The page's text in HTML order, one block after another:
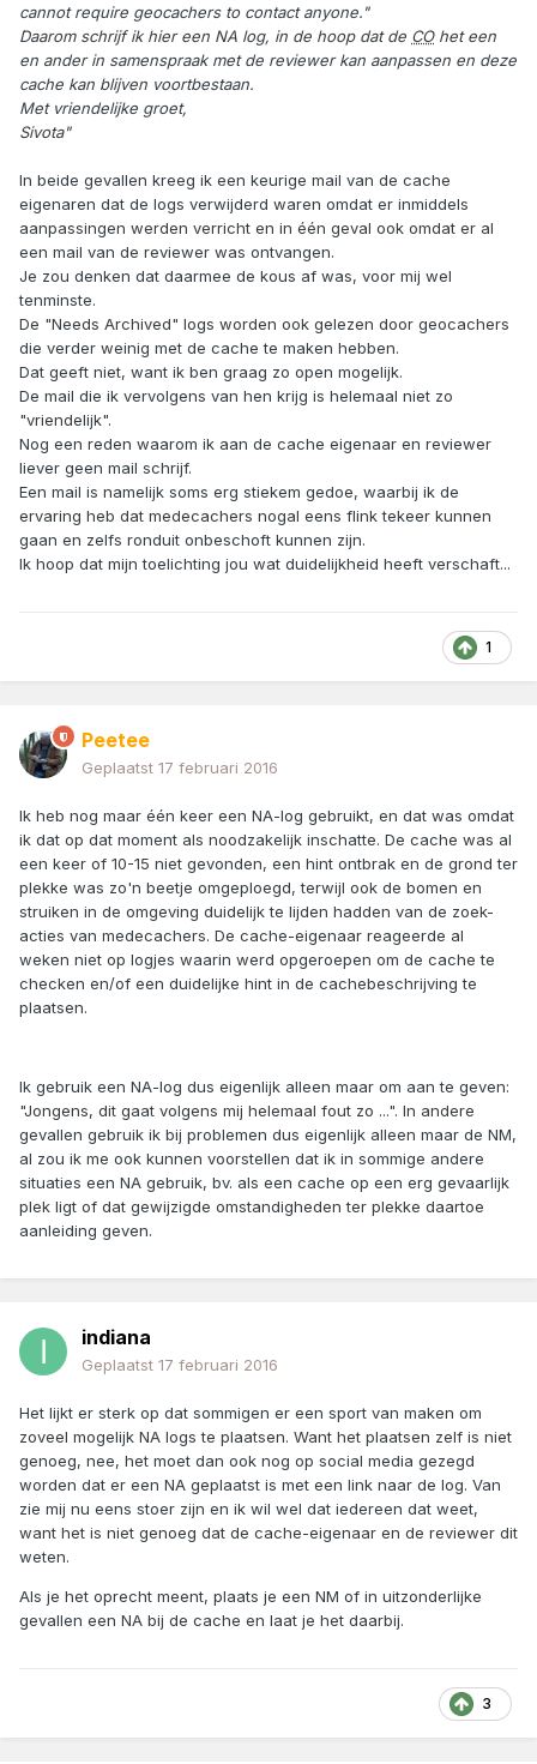
cannot require geocachers to contact anyone."
Daarom schrijf ik hier een NA log, in de hoop dat de COhet een
en ander in samenspraak met de reviewer kan aanpassen en deze
cache kan blijven voortbestaan.
Met vriendelijke groet,
Sivota"
In beide gevallen kreeg ik een keurige mail van de cache
eigenaren dat de logs verwijderd waren omdat er inmiddels
aanpassingen werden verricht en in één geval ook omdat er al
een mail van de reviewer was ontvangen.
Je zou denken dat daarmee de kous af was, voor mij wel
tenminste.
De "Needs Archived" logs worden ook gelezen door geocachers
die verder weinig met de cache te maken hebben.
Dat geeft niet, want ik ben graag zo open mogelijk.
De mail die ik vervolgens van hen krijg is helemaal niet zo
"vriendelijk".
Nog een reden waarom ik aan de cache eigenaar en reviewer
liever geen mail schrijf.
Een mail is namelijk soms erg stiekem gedoe, waarbij ik de
ervaring heb dat medecachers nogal eens flink tekeer kunnen
gaan en zelfs ronduit onbeschoft kunnen zijn.
Ik hoop dat mijn toelichting jou wat duidelijkheid heeft verschaft...
1
Peetee
Geplaatst 17 februari 2016
Ik heb nog maar één keer een NA-log gebruikt, en dat was omdat
ik dat op dat moment als noodzakelijk inschatte. De cache was al
een keer of 10-15 niet gevonden, een hint ontbrak en de grond ter
plekke was zo'n beetje omgeploegd, terwijl ook de bomen en
struiken in de omgeving duidelijk te lijden hadden van de zoek-
acties van medecachers. De cache-eigenaar reageerde al
weken niet op logjes waarin werd opgeroepen om de cache te
checken en/of een duidelijke hint in de cachebeschrijving te
plaatsen.
Ik gebruik een NA-log dus eigenlijk alleen maar om aan te geven:
"Jongens, dit gaat volgens mij helemaal fout zo ...". In andere
gevallen gebruik ik bij problemen dus eigenlijk alleen maar de NM,
al zou ik me ook kunnen voorstellen dat ik in sommige andere
situaties een NA gebruik, bv. als een cache op een erg gevaarlijk
plek ligt of dat gewijzigde omstandigheden ter plekke daartoe
aanleiding geven.
indiana
Geplaatst 17 februari 2016
Het lijkt er sterk op dat sommigen er een sport van maken om
zoveel mogelijk NA logs te plaatsen. Want het plaatsen zelf is niet
genoeg, nee, het moet dan ook nog op social media gezegd
worden dat er een NA geplaatst is met een link naar de log. Van
zie mij nu eens stoer zijn en ik wil wel dat iedereen dat weet,
want het is niet genoeg dat de cache-eigenaar en de reviewer dit
weten.
Als je het oprecht meent, plaats je een NM of in uitzonderlijke
gevallen een NA bij de cache en laat je het daarbij.
3